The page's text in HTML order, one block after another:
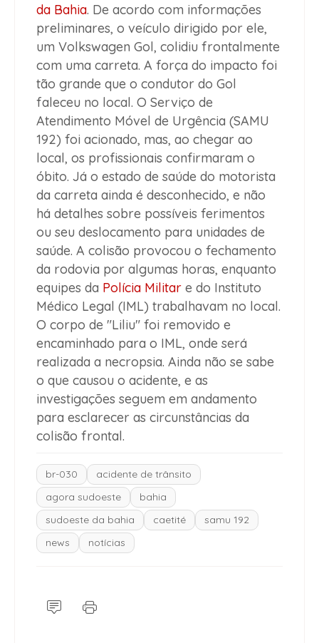
da Bahia. De acordo com informações
preliminares, o veículo dirigido por ele,
um Volkswagen Gol, colidiu frontalmente
com uma carreta. A força do impacto foi
tão grande que o condutor do Gol
faleceu no local. O Serviço de
Atendimento Móvel de Urgência (SAMU
192) foi acionado, mas, ao chegar ao
local, os profissionais confirmaram o
óbito. Já o estado de saúde do motorista
da carreta ainda é desconhecido, e não
há detalhes sobre possíveis ferimentos
ou seu deslocamento para unidades de
saúde. A colisão provocou o fechamento
da rodovia por algumas horas, enquanto
equipes da Polícia Militar e do Instituto
Médico Legal (IML) trabalhavam no local.
O corpo de "Liliu" foi removido e
encaminhado para o IML, onde será
realizada a necropsia. Ainda não se sabe
o que causou o acidente, e as
investigações seguem em andamento
para esclarecer as circunstâncias da
colisão frontal.
br-030
acidente de trânsito
agora sudoeste
bahia
sudoeste da bahia
caetité
samu 192
news
notícias